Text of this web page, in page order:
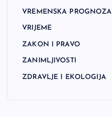
VREMENSKA PROGNOZA
VRIJEME
ZAKON I PRAVO
ZANIMLJIVOSTI
ZDRAVLJE I EKOLOGIJA